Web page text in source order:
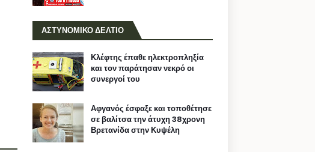
ΑΣΤΥΝΟΜΙΚΟ ΔΕΛΤΙΟ
Κλέφτης έπαθε ηλεκτροπληξία
και τον παράτησαν νεκρό οι
συνεργοί του
Αφγανός έσφαξε και τοποθέτησε
σε βαλίτσα την άτυχη 38χρονη
Βρετανίδα στην Κυψέλη